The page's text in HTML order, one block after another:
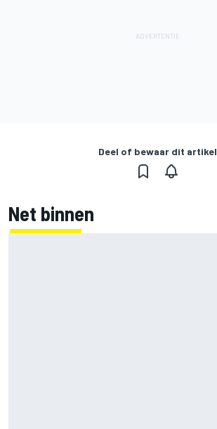
Deel of bewaar dit artikel
Net binnen